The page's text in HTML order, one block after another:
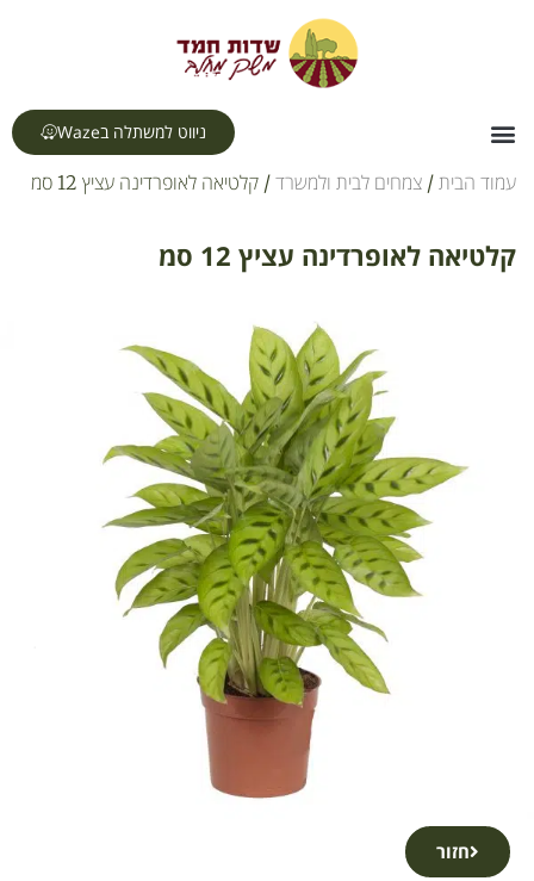
ניווט למשתלה בWaze
עמוד הבית / צמחים לבית ולמשרד / קלטיאה לאופרדינה עציץ 12 סמ
קלטיאה לאופרדינה עציץ 12 סמ
חזור